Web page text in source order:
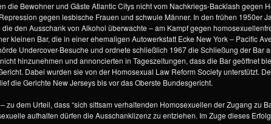
die Bewohner und Gäste Atlantic Citys nicht vom Nachkriegs-Backlash gegen
gegen lesbische Frauen und schwule Männer. In den frühen 1950er
den Ausschank von Alkohol überwachte – am Kampf gegen
kleinen Bar, die in einer ehemaligen Autowerkstatt Ecke New York – Pacific
Undercover-Besuche und ordnete schließlich 1967 die Schließung der Bar
hinzunehmen und annoncierten in Tageszeitungen, dass die Bar geöffnet
Dabei wurden sie von der Homosexual Law Reform Society unterstützt.
die Gerichte New Jerseys bis vor das Oberste Bundesgericht.
zu dem Urteil, dass “sich sittsam verhaltenden Homosexuellen der Zugang zu
aufhalten dürfen die Ausschanklizenz zu entziehen. Im Zuge dieses